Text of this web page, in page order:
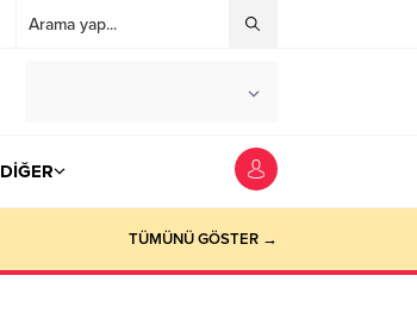
DİĞER
TÜMÜNÜ GÖSTER →